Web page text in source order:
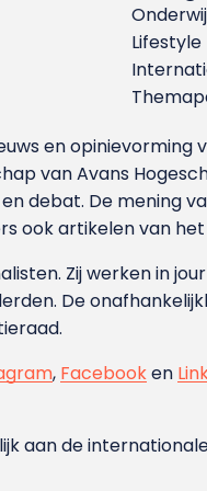
Lifestyle
en
van Avans
debat. De mening
ook artikelen van
Zij werken in
De
, Facebooken
aan de